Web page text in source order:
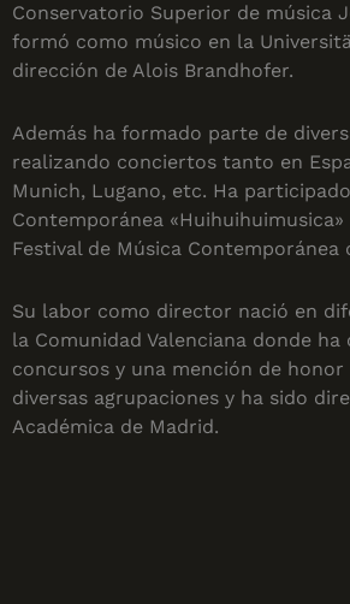
Conservatorio Superior de música
formó como músico en la
dirección de Alois Brandhofer.
Además ha formado parte de
realizando conciertos tanto en
Munich, Lugano, etc. Ha
Contemporánea
Festival de Música Contemporánea
Su labor como director nació en
la Comunidad Valenciana donde
concursos y una mención de
diversas agrupaciones y ha sido
Académica de Madrid.